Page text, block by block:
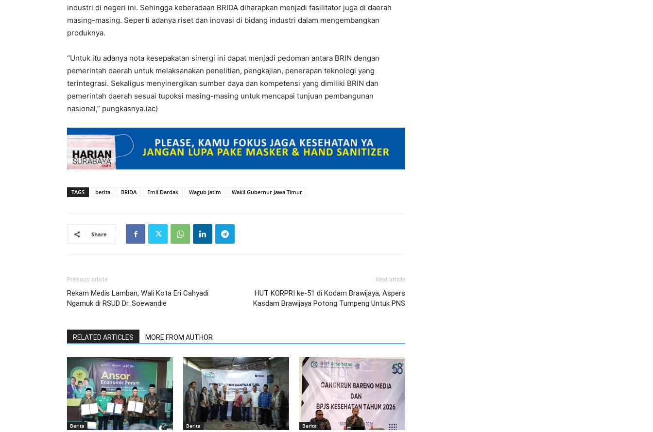
industri di negeri ini. Sehingga keberadaan BRIDA diharapkan menjadi fasilitator juga di daerah
masing-masing. Seperti adanya riset dan inovasi di bidang industri dalam mengembangkan
produknya.
“Untuk itu adanya nota kesepakatan sinergi ini dapat menjadi pedoman antara BRIN dengan
pemerintah daerah untuk melaksanakan penelitian, pengkajian, penerapan teknologi yang
terintegrasi. Sekaligus menyinergikan sumber daya dan kompetensi yang dimiliki BRIN dan
pemerintah daerah sesuai tupoksi masing-masing untuk mencapai tunjuan pembangunan
nasional,” pungkasnya.(ac)
TAGS berita BRIDA Emil Dardak Wagub Jatim Wakil Gubernur Jawa Timur
Share
Previous article
Rekam Medis Lamban, Wali Kota Eri Cahyadi
Ngamuk di RSUD Dr. Soewandie
Next article
HUT KORPRI ke-51 di Kodam Brawijaya, Aspers
Kasdam Brawijaya Potong Tumpeng Untuk PNS
RELATED ARTICLES MORE FROM AUTHOR
Berita Berita Berita